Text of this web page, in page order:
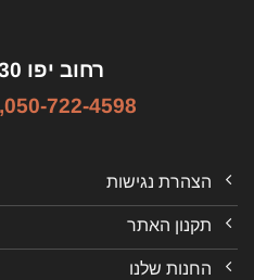
רחוב יפו 30 ירושלים
050-722-4598
,
הצהרת נגישות
תקנון האתר
החנות שלנו